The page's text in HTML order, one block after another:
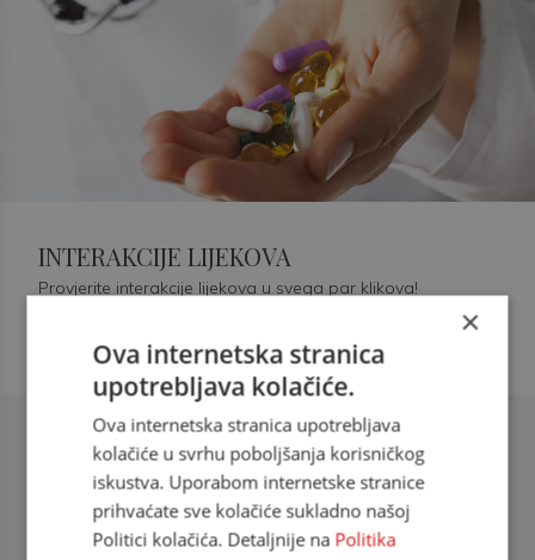
Šećerna bolest tip 2 = kardiovaskularna
doc. dr. sc. Višnja Kokić Maleš,
dr.med., specijalististica
INTERAKCIJE LIJEKOVA
Provjerite interakcije lijekova u svega par klikova!
×
Ova internetska stranica
upotrebljava kolačiće.
Ova internetska stranica upotrebljava
kolačiće u svrhu poboljšanja korisničkog
iskustva. Uporabom internetske stranice
prihvaćate sve kolačiće sukladno našoj
Politici kolačića. Detaljnije na Politika